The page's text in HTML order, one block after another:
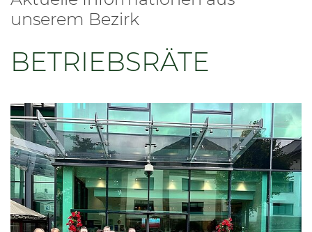
unserem Bezirk
BETRIEBSRÄTE